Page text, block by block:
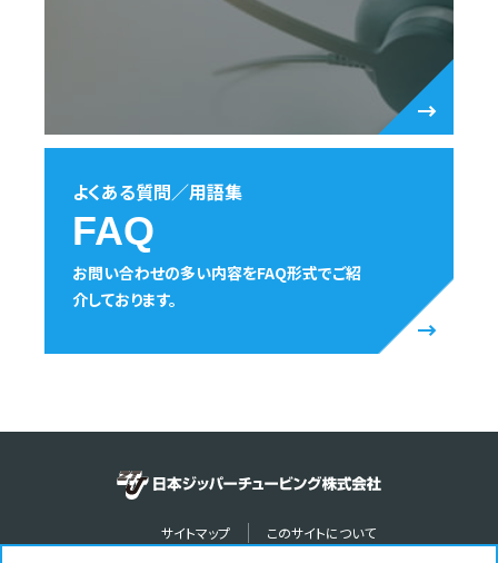
よくある質問／用語集
FAQ
お問い合わせの多い内容をFAQ形式でご紹
介しております。
サイトマップ
このサイトについて